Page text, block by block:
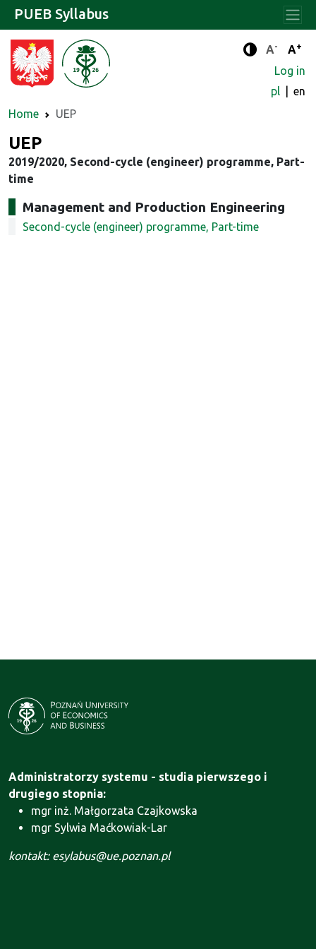
Enhanced
A- A+
Log in
pl
en
Home
UEP
PUEB Syllabus
UEP
2019/2020, Second-cycle (engineer) programme, Part-
time
Management and Production Engineering
Second-cycle (engineer) programme, Part-time
Administratorzy systemu - studia pierwszego i
drugiego stopnia:
mgr inż. Małgorzata Czajkowska
mgr Sylwia Maćkowiak-Lar
kontakt: esylabus@ue.poznan.pl